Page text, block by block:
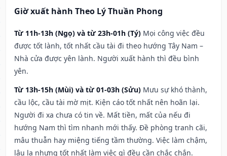
Giờ xuất hành Theo Lý Thuần Phong
Từ 11h-13h (Ngọ) và từ 23h-01h (Tý) Mọi công việc đều
được tốt lành, tốt nhất cầu tài đi theo hướng Tây Nam –
Nhà cửa được yên lành. Người xuất hành thì đều bình
yên.
Từ 13h-15h (Mùi) và từ 01-03h (Sửu) Mưu sự khó thành,
cầu lộc, cầu tài mờ mịt. Kiện cáo tốt nhất nên hoãn lại.
Người đi xa chưa có tin về. Mất tiền, mất của nếu đi
hướng Nam thì tìm nhanh mới thấy. Đề phòng tranh cãi,
mâu thuẫn hay miệng tiếng tầm thường. Việc làm chậm,
lâu la nhưng tốt nhất làm việc gì đều cần chắc chắn.